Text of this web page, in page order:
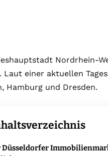
Nordrhein-
Laut einer aktuellen
Hamburg und Dresden.
Düsseldorfer